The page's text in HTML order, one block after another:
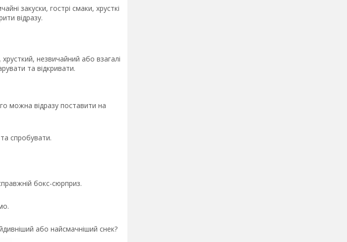
закуски, гострі смаки, хрусткі
відразу.
незвичайний або взагалі
та відкривати.
можна відразу поставити на
спробувати.
бокс-сюрприз.
або найсмачніший снек?